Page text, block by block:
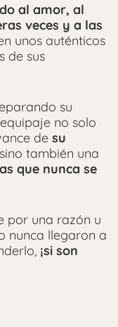
al amor, al
veces y a las
unos auténticos
de sus
su
no solo
de su
también una
que nunca se
por una razón u
nunca llegaron a
¡si son